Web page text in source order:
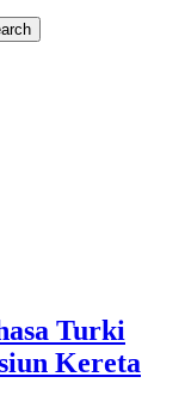
Turki
Kereta